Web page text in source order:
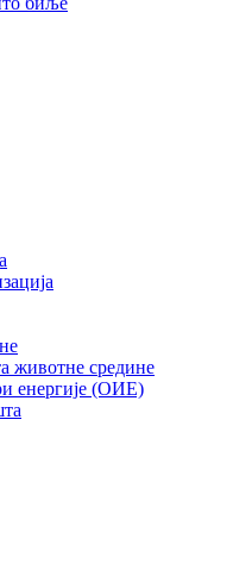
животне средине
енергије (ОИЕ)